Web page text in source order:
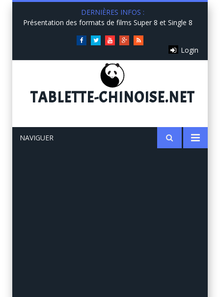
DERNIÈRES INFOS :
Présentation des formats de films Super 8 et Single 8
FacebookTwitterYou
Google+RSS
Login
TABLETTE-CHINOISE.NET
NAVIGUER